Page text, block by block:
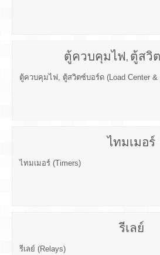
ตู้ควบคุมไฟ, ตู้สวิ
ตู้ควบคุมไฟ, ตู้สวิตซ์บอร์ด (Load Center &
ไทมเมอร์
ไทมเมอร์ (Timers)
รีเลย์
รีเลย์ (Relays)